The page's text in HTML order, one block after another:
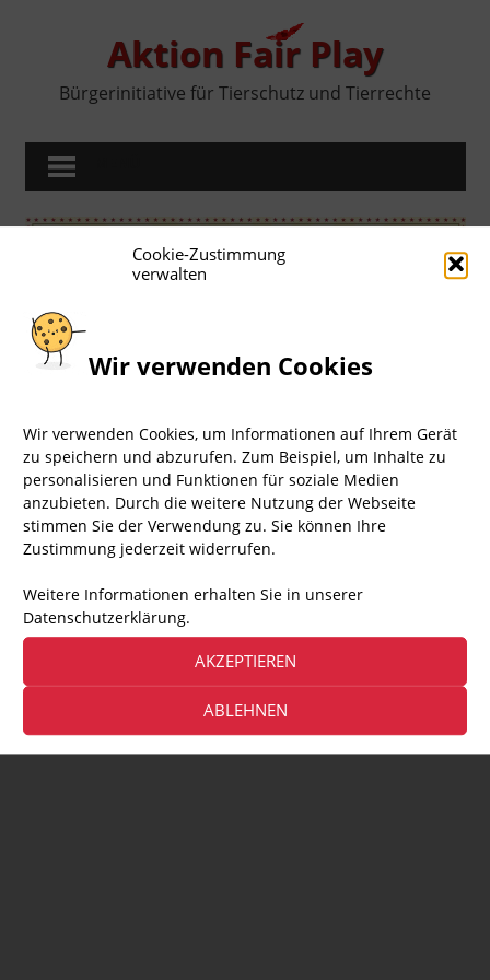
Cookie-Zustimmung
verwalten
Wir verwenden Cookies
Wir verwenden Cookies, um Informationen auf Ihrem Gerät
zu speichern und abzurufen. Zum Beispiel, um Inhalte zu
personalisieren und Funktionen für soziale Medien
anzubieten. Durch die weitere Nutzung der Webseite
stimmen Sie der Verwendung zu. Sie können Ihre
Zustimmung jederzeit widerrufen.
Weitere Informationen erhalten Sie in unserer
Datenschutzerklärung.
AKZEPTIEREN
ABLEHNEN
Aktion Fair Play
Bürgerinitiative für Tierschutz und Tierrechte
Impressum I Datenschutz LOGIN